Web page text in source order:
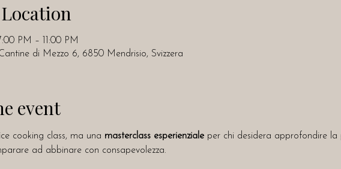
PM – 11:00 PM
di Mezzo 6, 6850 Mendrisio, Svizzera
event
cooking class, ma una masterclass esperienziale per chi desidera approfondire la
ad abbinare con consapevolezza.